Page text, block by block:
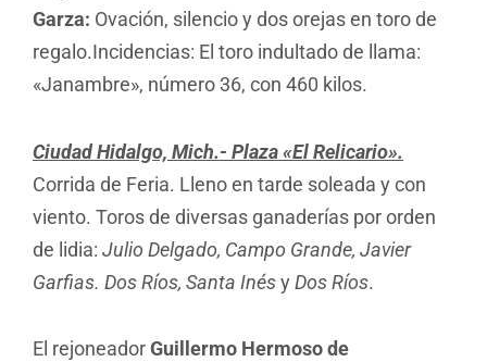
Garza: Ovación, silencio y dos orejas en toro de
regalo.Incidencias: El toro indultado de llama:
«Janambre», número 36, con 460 kilos.
Ciudad Hidalgo, Mich.- Plaza «El Relicario».
Corrida de Feria. Lleno en tarde soleada y con
viento. Toros de diversas ganaderías por orden
de lidia: Julio Delgado, Campo Grande, Javier
Garfias. Dos Ríos, Santa Inésy Dos Ríos.
El rejoneadorGuillermo Hermoso de